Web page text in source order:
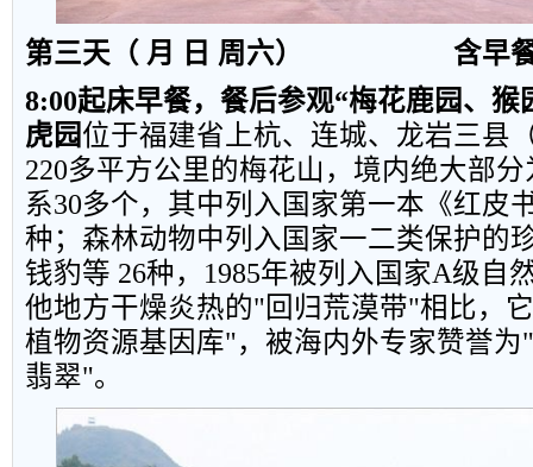
第三天（ 月 日 周六）
含早
8:00起床早餐，餐后参观“梅花鹿园、猴
虎园位于福建省上杭、连城、龙岩三县
220多平方公里的梅花山，境内绝大部
系30多个，其中列入国家第一本《红皮
种；森林动物中列入国家一二类保护的
钱豹等 26种， 1985年被列入国家A级自
他地方干燥炎热的" 回归荒漠带"相比，
植物资源基因库"，被海内外专家赞誉为"
翡翠"。